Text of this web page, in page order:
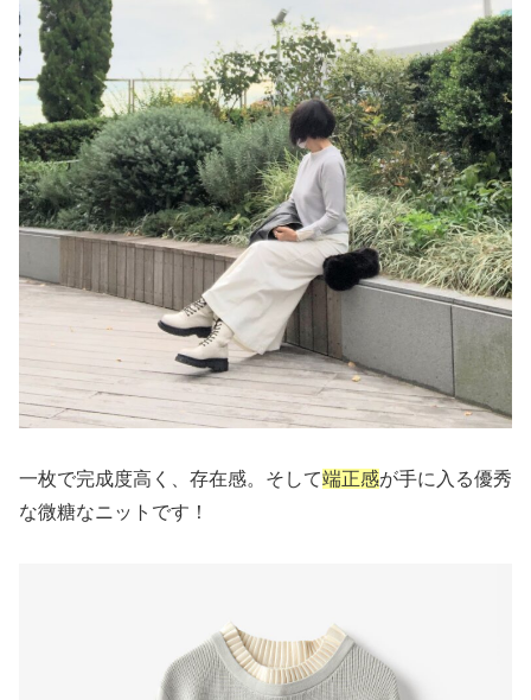
一枚で完成度高く、存在感。そして端正感が手に入る優秀
な微糖なニットです！